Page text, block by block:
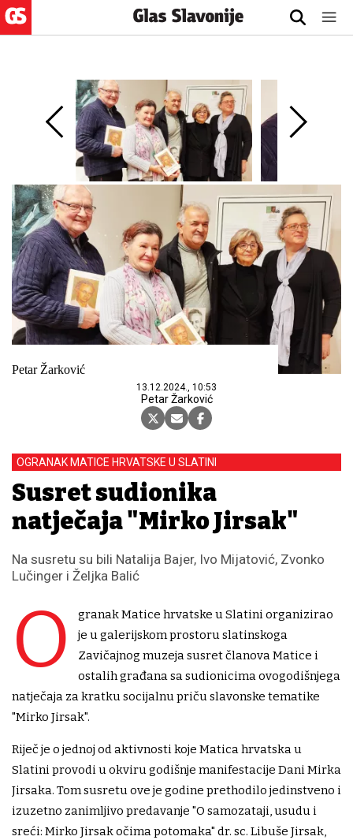
Petar Žarković
13.12.2024., 10:53
Petar Žarković
OGRANAK MATICE HRVATSKE U SLATINI
Susret sudionika
natječaja "Mirko Jirsak"
Na susretu su bili Natalija Bajer, Ivo Mijatović, Zvonko
Lučinger i Željka Balić
O
granak Matice hrvatske u Slatini organizirao
je u galerijskom prostoru slatinskoga
Zavičajnog muzeja susret članova Matice i
ostalih građana sa sudionicima ovogodišnjega
natječaja za kratku socijalnu priču slavonske tematike
"Mirko Jirsak".
Riječ je o jednoj od aktivnosti koje Matica hrvatska u
Slatini provodi u okviru godišnje manifestacije Dani Mirka
Jirsaka. Tom susretu ove je godine prethodilo jedinstveno i
izuzetno zanimljivo predavanje "O samozataji, usudu i
sreći: Mirko Jirsak očima potomaka" dr. sc. Libuše Jirsak,